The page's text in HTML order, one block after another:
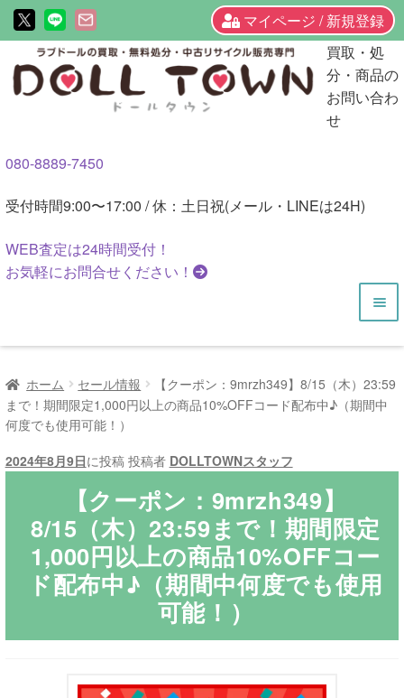
マイページ / 新規登録
ビ
ゲ
ョ
へ
キ
ッ
ン
テ
へ
キ
プ
買取・処
分・商品の
お問い合わ
せ
080-8889-7450
受付時間9:00〜17:00 / 休：土日祝(メール・LINEは24H)
WEB査定は24時間受付！
お気軽にお問合せください！
HOME
商品一覧
ラブドール買取・処分
メ
ニ
ュ
ー
展
無料引き取り
よくあるご質問
お問い合わせ
ホーム セール情報
【クーポン：9mrzh349】8/15（木）23:59
まで！期間限定1,000円以上の商品10%OFFコード配布中♪（期間中
何度でも使用可能！）
2024年8月9日に投稿 投稿者 DOLLTOWNスタッフ
【クーポン：9mrzh349】
8/15（木）23:59まで！期間限定
1,000円以上の商品10%OFFコー
ド配布中♪（期間中何度でも使用
可能！）